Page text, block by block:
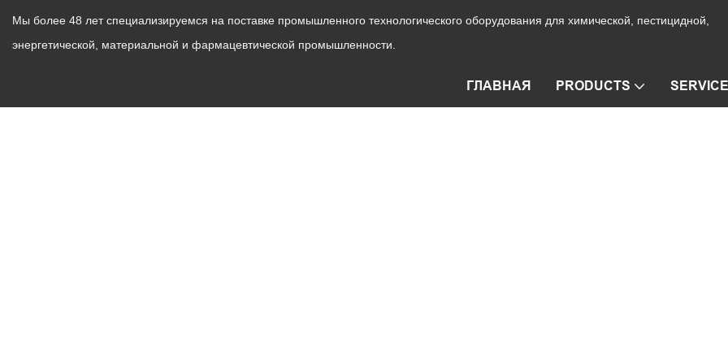
Мы более 48 лет специализируемся на поставке промышленного технологического оборудования для химической, пестицидной,
энергетической, материальной и фармацевтической промышленности.
ГЛАВНАЯ PRODUCTS SERVICE